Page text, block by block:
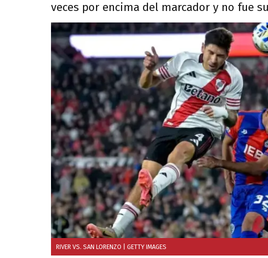
veces por encima del marcador y no fue
RIVER VS. SAN LORENZO | GETTY IMAGES